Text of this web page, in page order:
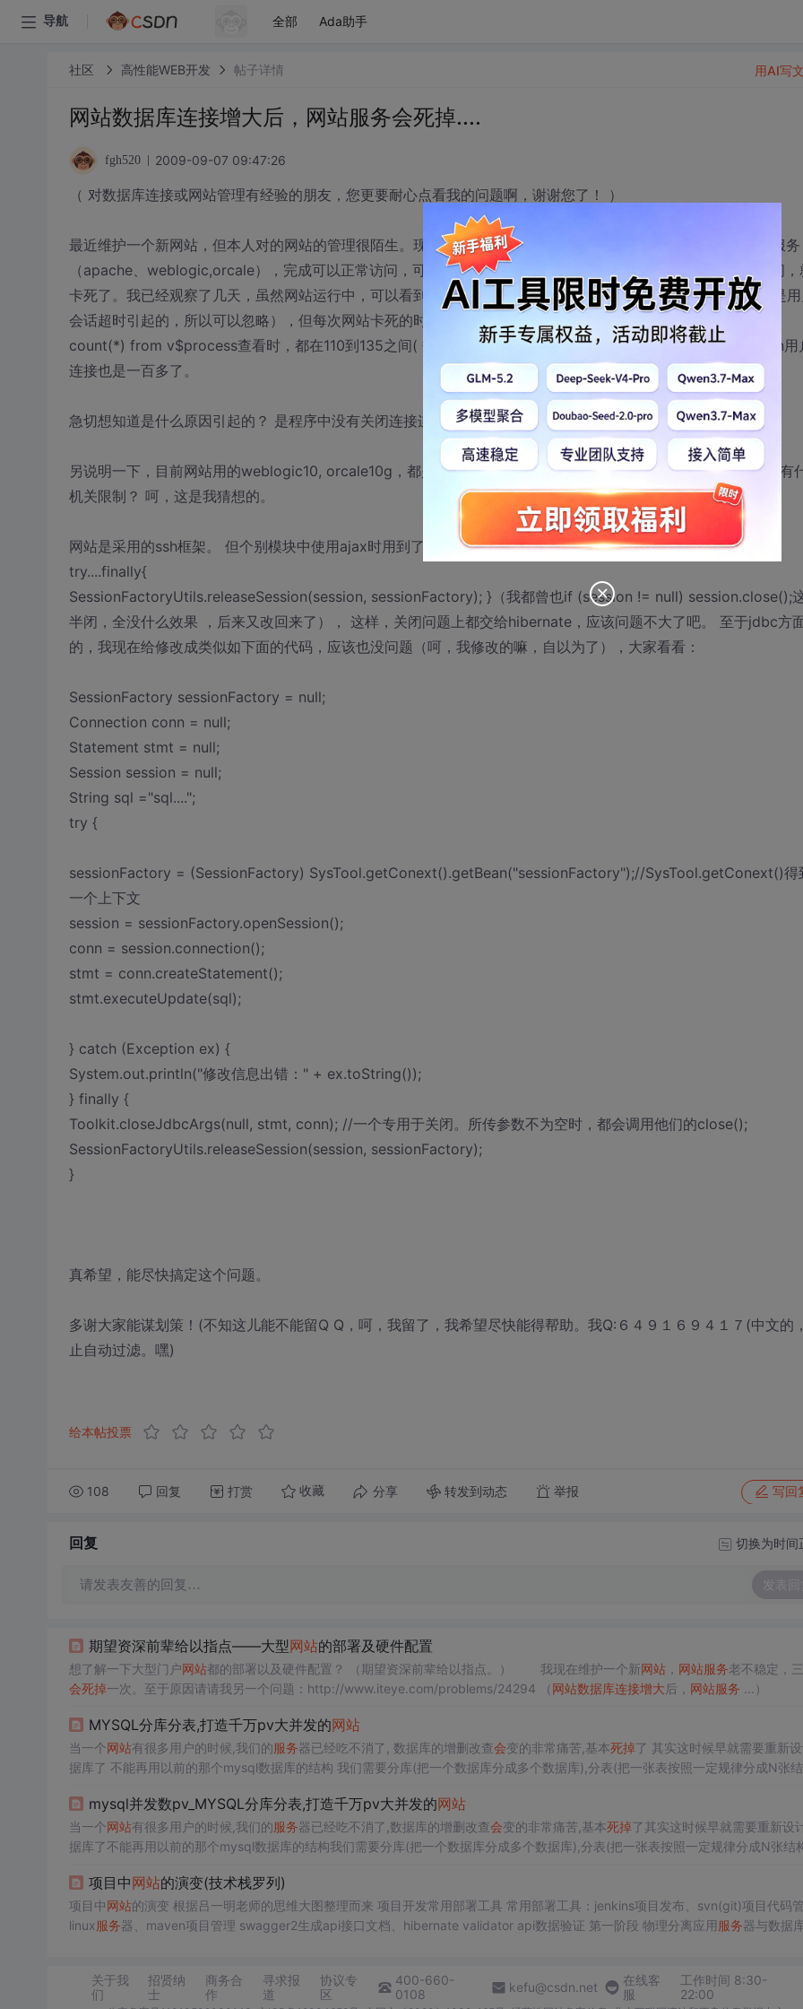
导航 全部 Ada助手
社区 高性能WEB开发 帖子详情
网站数据库连接增大后，网站服务会死掉....
fgh520 2009-09-07 09:47:26
（ 对数据库连接或网站管理有经验的朋友，您更要耐心点看我的问题啊，谢谢您了！ ）
最近维护一个新网站，但本人对的网站的管理很陌生。现在有这么个情况，请大家帮着分析一下原因。重启所有服务
（apache、weblogic,orcale），完成可以正常访问，可是几个小时后（大概六、七个小时），网站就不能再访问，
卡死了。我已经观察了几天，虽然网站运行中，可以看到weblogic服务那个dos窗口上看空指针异常（那人异常是
会话超时引起的，所以可以忽略），但每次网站卡死的时候，weblogic日志没有任何异常。这时候，我用select
count(*) from v$process查看时，都在110到135之间( 数据库允许的最大连接数设置的是500)， 查看v$session用
连接也是一百多了。
急切想知道是什么原因引起的？ 是程序中没有关闭连接连接？ 还是其他？
另说明一下，目前网站用的weblogic10, orcale10g，都是破解版的（正版的还在购买商议），会是因为非正版中有
机关限制？ 呵，这是我猜想的。
网站是采用的ssh框架。 但个别模块中使用ajax时用到了jdbc，使用hibernate操作数据的关半连接几乎都使用了
try....finally{
SessionFactoryUtils.releaseSession(session, sessionFactory); }（我都曾也if (session != null) session.close();
半闭，全没什么效果 ，后来又改回来了）， 这样，关闭问题上都交给hibernate，应该问题不大了吧。 至于jdbc方
的，我现在给修改成类似如下面的代码，应该也没问题（呵，我修改的嘛，自以为了），大家看看：
SessionFactory sessionFactory = null;
Connection conn = null;
Statement stmt = null;
Session session = null;
String sql ="sql....";
try {
sessionFactory = (SessionFactory) SysTool.getConext().getBean("sessionFactory");//SysTool.getConext()得
一个上下文
session = sessionFactory.openSession();
conn = session.connection();
stmt = conn.createStatement();
stmt.executeUpdate(sql);
} catch (Exception ex) {
System.out.println("修改信息出错：" + ex.toString());
} finally {
Toolkit.closeJdbcArgs(null, stmt, conn); //一个专用于关闭。所传参数不为空时，都会调用他们的close();
SessionFactoryUtils.releaseSession(session, sessionFactory);
}
真希望，能尽快搞定这个问题。
多谢大家能谋划策！(不知这儿能不能留Q Q，呵，我留了，我希望尽快能得帮助。我Q:６４９１６９４１７(中文的
止自动过滤。嘿)
给本帖投票
108 回复 打赏 收藏 分享 转发到动态 举报 写回
用AI写
回复 切换为时间
请发表友善的回复… 发表回
期望资深前辈给以指点——大型网站的部署及硬件配置
想了解一下大型门户网站 都的部署以及硬件配置？ （期望资深前辈给以指点。） 我现在维护一个新网站， 网站服务老不稳定，
会死掉一次。至于原因请请我另一个问题：http://www.iteye.com/problems/24294 （ 网站数据库连接增大后， 网站服务 ...）
MYSQL分库分表,打造千万pv大并发的网站
当一个网站有很多用户的时候,我们的服务器已经吃不消了, 数据库的增删改查会变的非常痛苦,基本死掉了 其实这时候早就需要重新
据库了 不能再用以前的那个mysql数据库的结构 我们需要分库(把一个数据库分成多个数据库),分表(把一张表按照一定规律分成N张结
mysql并发数pv_MYSQL分库分表,打造千万pv大并发的网站
当一个网站有很多用户的时候,我们的服务器已经吃不消了,数据库的增删改查会变的非常痛苦,基本死掉了其实这时候早就需要重新设
据库了不能再用以前的那个mysql数据库的结构我们需要分库(把一个数据库分成多个数据库),分表(把一张表按照一定规律分成N张结
项目中网站的演变(技术栈罗列)
项目中网站的演变 根据吕一明老师的思维大图整理而来 项目开发常用部署工具 常用部署工具：jenkins项目发布、svn(git)项目代码管理、
linux服务 器、maven项目管理 swagger2生成api接口文档、hibernate validator api数据验证 第一阶段 物理分离应用 服务器与数据
关于我
们
招贤纳
士
商务合
作
寻求报
道
协议专
区
400-660-
0108
kefu@csdn.net
在线客
服
工作时间 8:30-
22:00